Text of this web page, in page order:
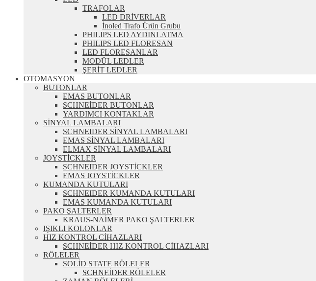
TRAFOLAR
LED DRİVERLAR
İnoled Trafo Ürün Grubu
PHILIPS LED AYDINLATMA
PHILIPS LED FLORESAN
LED FLORESANLAR
MODÜL LEDLER
ŞERİT LEDLER
OTOMASYON
BUTONLAR
EMAS BUTONLAR
SCHNEİDER BUTONLAR
YARDIMCI KONTAKLAR
SİNYAL LAMBALARI
SCHNEIDER SİNYAL LAMBALARI
EMAS SİNYAL LAMBALARI
ELMAX SİNYAL LAMBALARI
JOYSTİCKLER
SCHNEIDER JOYSTİCKLER
EMAS JOYSTİCKLER
KUMANDA KUTULARI
SCHNEIDER KUMANDA KUTULARI
EMAS KUMANDA KUTULARI
PAKO ŞALTERLER
KRAUS-NAİMER PAKO ŞALTERLER
IŞIKLI KOLONLAR
HIZ KONTROL CİHAZLARI
SCHNEİDER HIZ KONTROL CİHAZLARI
RÖLELER
SOLİD STATE RÖLELER
SCHNEİDER RÖLELER